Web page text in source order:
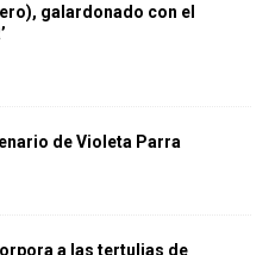
galardonado con el
de Violeta Parra
a las tertulias de